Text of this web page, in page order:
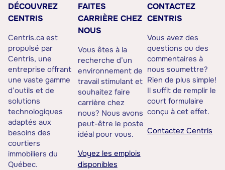
DÉCOUVREZ
CENTRIS
Centris.ca est
propulsé par
Centris, une
entreprise offrant
une vaste gamme
d’outils et de
solutions
technologiques
adaptés aux
besoins des
courtiers
immobiliers du
Québec.
FAITES
CARRIÈRE CHEZ
NOUS
Vous êtes à la
recherche d’un
environnement de
travail stimulant et
souhaitez faire
carrière chez
nous? Nous avons
peut-être le poste
idéal pour vous.
Voyez les emplois
disponibles
CONTACTEZ
CENTRIS
Vous avez des
questions ou des
commentaires à
nous soumettre?
Rien de plus simple!
Il suffit de remplir le
court formulaire
conçu à cet effet.
Contactez Centris